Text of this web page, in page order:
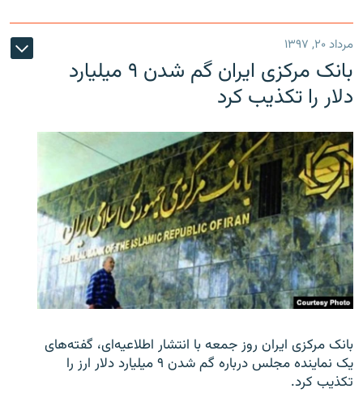
مرداد ۲۰, ۱۳۹۷
بانک مرکزی ایران گم شدن ۹ میلیارد
دلار را تکذیب کرد
بانک مرکزی ایران روز جمعه با انتشار اطلاعیه‌ای، گفته‌های
یک نماینده مجلس درباره گم شدن ۹ میلیارد دلار ارز را
تکذیب کرد.